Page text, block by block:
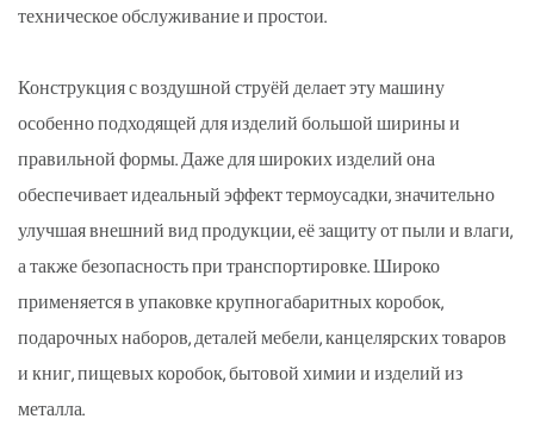
техническое обслуживание и простои.
Конструкция с воздушной струёй делает эту машину
особенно подходящей для изделий большой ширины и
правильной формы. Даже для широких изделий она
обеспечивает идеальный эффект термоусадки, значительно
улучшая внешний вид продукции, её защиту от пыли и влаги,
а также безопасность при транспортировке. Широко
применяется в упаковке крупногабаритных коробок,
подарочных наборов, деталей мебели, канцелярских товаров
и книг, пищевых коробок, бытовой химии и изделий из
металла.